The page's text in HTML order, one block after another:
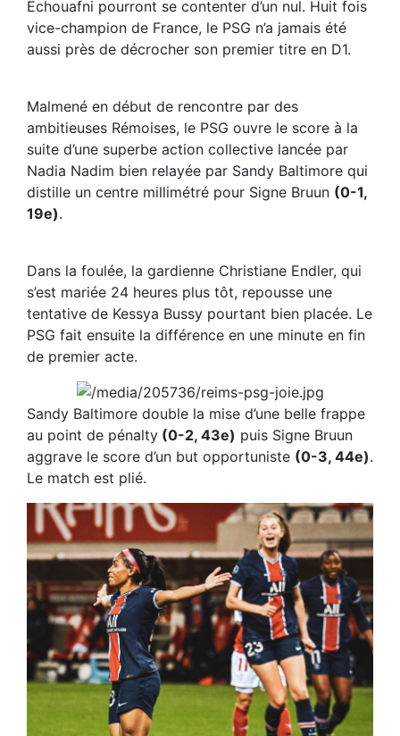
Echouafni pourront se contenter d’un nul. Huit fois
vice-champion de France, le PSG n’a jamais été
aussi près de décrocher son premier titre en D1.
Malmené en début de rencontre par des
ambitieuses Rémoises, le PSG ouvre le score à la
suite d’une superbe action collective lancée par
Nadia Nadim bien relayée par Sandy Baltimore qui
distille un centre millimétré pour Signe Bruun (0-1,
19e).
Dans la foulée, la gardienne Christiane Endler, qui
s’est mariée 24 heures plus tôt, repousse une
tentative de Kessya Bussy pourtant bien placée. Le
PSG fait ensuite la différence en une minute en fin
de premier acte.
Sandy Baltimore double la mise d’une belle frappe
au point de pénalty (0-2, 43e) puis Signe Bruun
aggrave le score d’un but opportuniste (0-3, 44e).
Le match est plié.